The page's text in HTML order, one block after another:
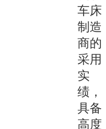
车床
制造
商的
采用
实
绩，
具备
高度